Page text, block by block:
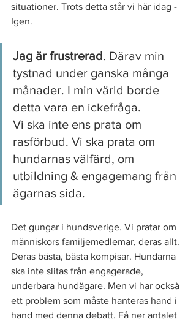
situationer. Trots detta står vi här idag -
Igen.
Jag är frustrerad. Därav min
tystnad under ganska många
månader. I min värld borde
detta vara en ickefråga.
Vi ska inte ens prata om
rasförbud. Vi ska prata om
hundarnas välfärd, om
utbildning & engagemang från
ägarnas sida.
Det gungar i hundsverige. Vi pratar om
människors familjemedlemar, deras allt.
Deras bästa, bästa kompisar. Hundarna
ska inte slitas från engagerade,
underbara hundägare. Men vi har också
ett problem som måste hanteras hand i
hand med denna debatt. Få ner antalet